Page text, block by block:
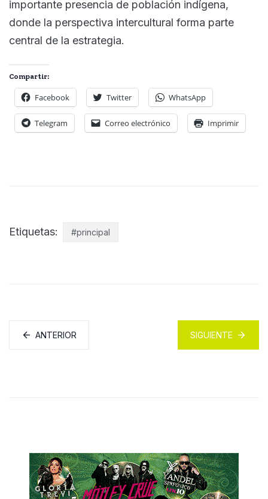
importante presencia de población indígena,
donde la perspectiva intercultural forma parte
central de la estrategia.
Compartir:
Facebook Twitter WhatsApp
Telegram Correo electrónico Imprimir
Etiquetas: #principal
ANTERIOR SIGUIENTE